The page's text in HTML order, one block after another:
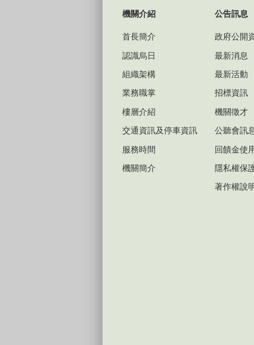
機關介紹
首長簡介
認識烏日
組織架構
業務職掌
樓層介紹
交通資訊及停車資訊
服務時間
機關簡介
公告訊息
政府公開
最新消息
最新活動
招標資訊
機關徵才
公聽會訊
回饋金使
隱私權保
著作權說